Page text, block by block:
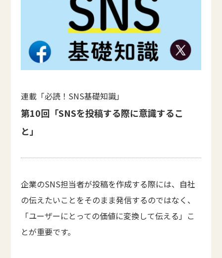
連載「必読！SNS基礎知識」
第10回「SNSを投稿する際に意識するこ
と」
企業のSNS担当者が投稿を作成する際には、自社
の伝えたいことをそのまま発信するのではなく、
「ユーザーにとっての価値に変換して伝える」こ
とが重要です。